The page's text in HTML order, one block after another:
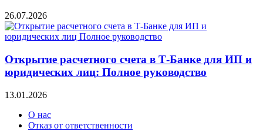
26.07.2026
Открытие расчетного счета в Т-Банке для ИП и
юридических лиц: Полное руководство
13.01.2026
О нас
Отказ от ответственности